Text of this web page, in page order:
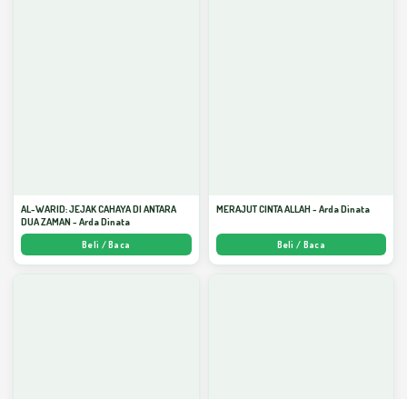
AL-WARID: JEJAK CAHAYA DI ANTARA
DUA ZAMAN - Arda Dinata
Beli / Baca
MERAJUT CINTA ALLAH - Arda Dinata
Beli / Baca